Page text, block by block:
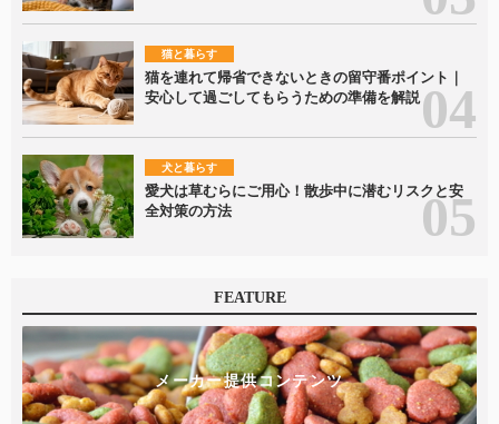
猫と暮らす
猫を連れて帰省できないときの留守番ポイント｜
安心して過ごしてもらうための準備を解説
犬と暮らす
愛犬は草むらにご用心！散歩中に潜むリスクと安
全対策の方法
FEATURE
メーカー提供コンテンツ